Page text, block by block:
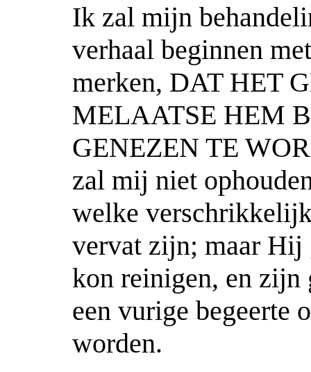
Ik zal mijn
verhaal beginnen
merken, DAT HET
MELAATSE HEM
GENEZEN TE
zal mij niet
welke
vervat zijn; maar Hij
kon reinigen, en zijn
een vurige begeerte
worden.